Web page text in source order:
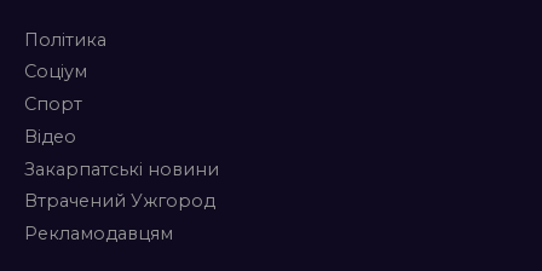
Політика
Соціум
Спорт
Відео
Закарпатські новини
Втрачений Ужгород
Рекламодавцям